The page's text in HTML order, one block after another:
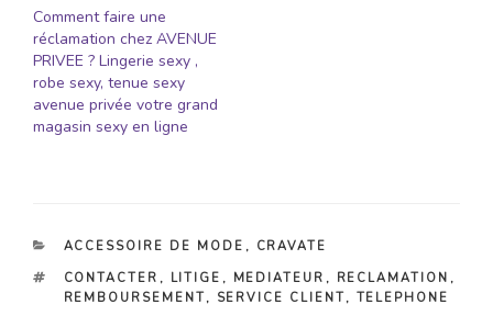
Comment faire une
réclamation chez AVENUE
PRIVEE ? Lingerie sexy ,
robe sexy, tenue sexy
avenue privée votre grand
magasin sexy en ligne
CATÉGORIES
ACCESSOIRE DE MODE , CRAVATE
ÉTIQUETTES
CONTACTER , LITIGE , MEDIATEUR , RECLAMATION ,
REMBOURSEMENT, SERVICE CLIENT, TELEPHONE